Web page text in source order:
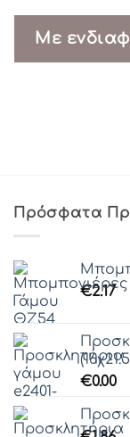
Με
Πρόσφατα
€2.17
€0.00